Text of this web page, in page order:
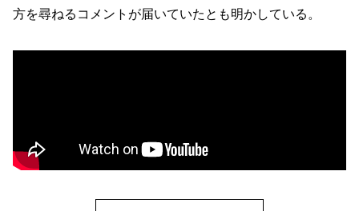
方を尋ねるコメントが届いていたとも明かしている。